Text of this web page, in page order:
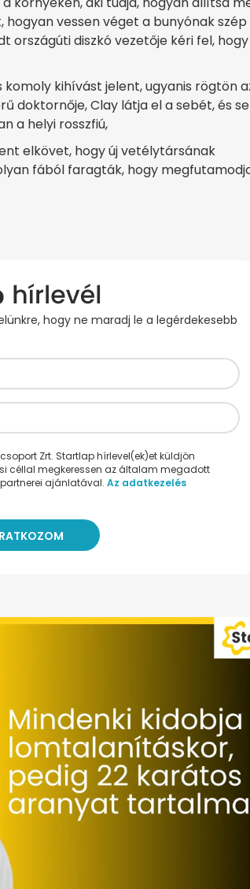
vessen véget a bunyónak szép
országúti diszkó vezetője kéri fel, hogy
kihívást jelent, ugyanis rögtön
doktornője, Clay látja el a sebét, és
a helyi rosszfiú,
elkövet, hogy új vetélytársának
fából faragták, hogy
hogy ne maradj le a legérdekesebb
Zrt. Startlap hírlevel(ek)et küldjön
céllal megkeressen az általam megadott
ajánlatával. Az adatkezelés